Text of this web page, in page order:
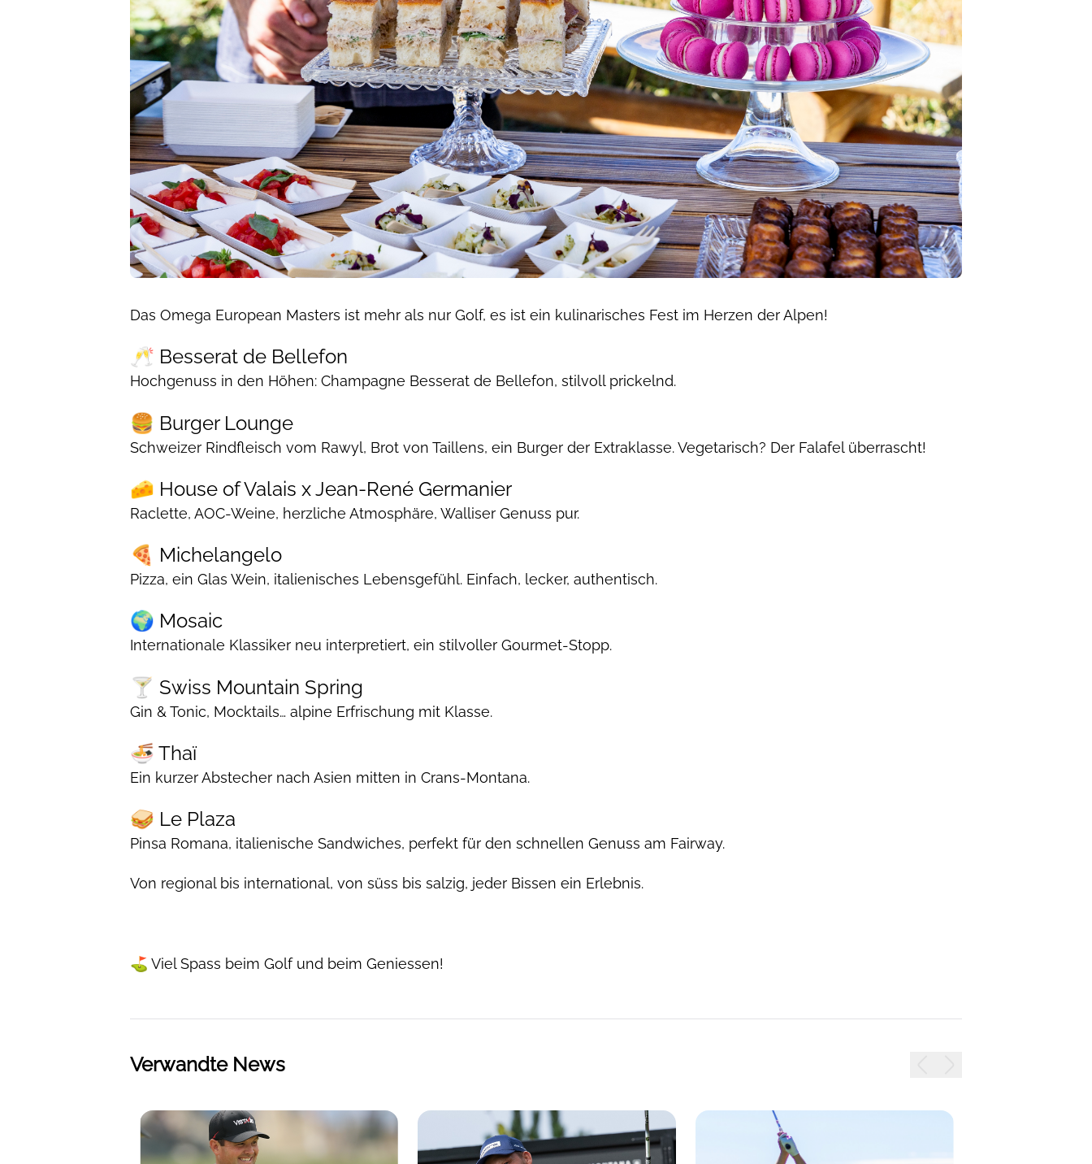
Das Omega European Masters ist mehr als nur Golf, es ist ein kulinarisches Fest im Herzen der Alpen!
🥂 Besserat de Bellefon
Hochgenuss in den Höhen: Champagne Besserat de Bellefon, stilvoll prickelnd.
🍔 Burger Lounge
Schweizer Rindfleisch vom Rawyl, Brot von Taillens, ein Burger der Extraklasse. Vegetarisch? Der Falafel überrascht!
🧀 House of Valais x Jean-René Germanier
Raclette, AOC-Weine, herzliche Atmosphäre, Walliser Genuss pur.
🍕 Michelangelo
Pizza, ein Glas Wein, italienisches Lebensgefühl. Einfach, lecker, authentisch.
🌍 Mosaic
Internationale Klassiker neu interpretiert, ein stilvoller Gourmet-Stopp.
🍸 Swiss Mountain Spring
Gin & Tonic, Mocktails… alpine Erfrischung mit Klasse.
🍜 Thaï
Ein kurzer Abstecher nach Asien mitten in Crans-Montana.
🥪 Le Plaza
Pinsa Romana, italienische Sandwiches, perfekt für den schnellen Genuss am Fairway.
Von regional bis international, von süss bis salzig, jeder Bissen ein Erlebnis.
⛳ Viel Spass beim Golf und beim Geniessen!
Verwandte News